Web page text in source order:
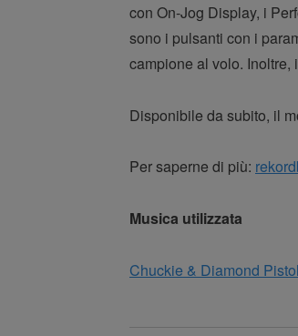
con On-Jog Display, i
sono i pulsanti con i
campione al volo.
Disponibile da subito, il
Per saperne di più:
Musica utilizzata
Chuckie & Diamond